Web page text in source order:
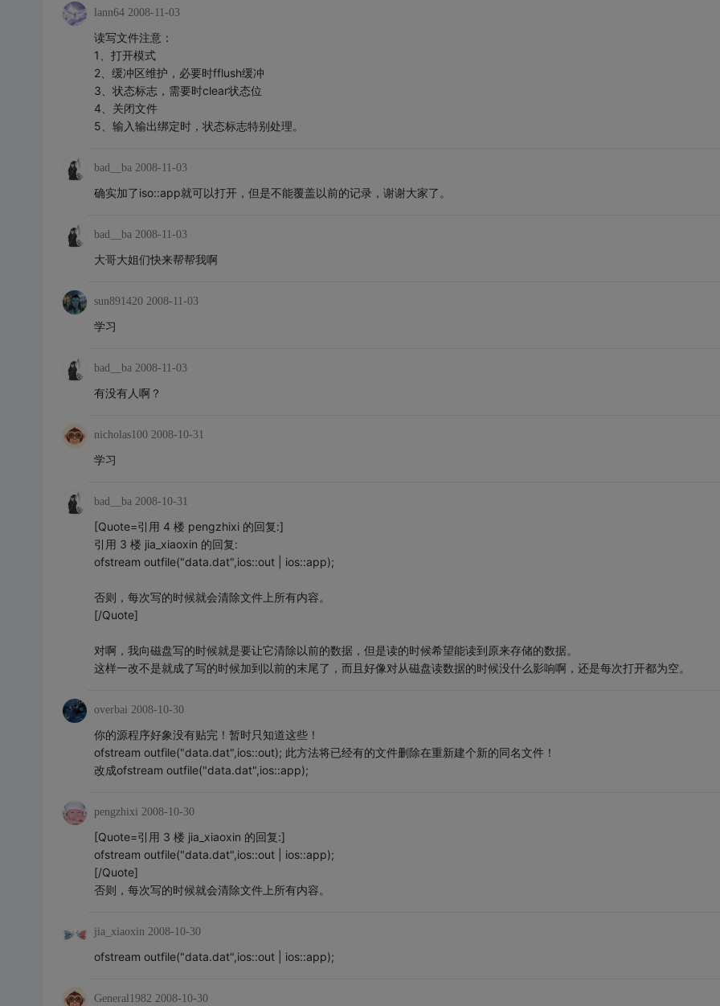
lann64 2008-11-03
读写文件注意：
1、打开模式
2、缓冲区维护，必要时fflush缓冲
3、状态标志，需要时clear状态位
4、关闭文件
5、输入输出绑定时，状态标志特别处理。
bad__ba 2008-11-03
确实加了iso::app就可以打开，但是不能覆盖以前的记录，谢谢大家了。
bad__ba 2008-11-03
大哥大姐们快来帮帮我啊
sun891420 2008-11-03
学习
bad__ba 2008-11-03
有没有人啊？
nicholas100 2008-10-31
学习
bad__ba 2008-10-31
[Quote=引用 4 楼 pengzhixi 的回复:]
引用 3 楼 jia_xiaoxin 的回复:
ofstream outfile("data.dat",ios::out | ios::app);
否则，每次写的时候就会清除文件上所有内容。
[/Quote]
对啊，我向磁盘写的时候就是要让它清除以前的数据，但是读的时候希望能读到原来存储的数据。
这样一改不是就成了写的时候加到以前的末尾了，而且好像对从磁盘读数据的时候没什么影响啊，还是每次打开都为空。
overbai 2008-10-30
你的源程序好象没有贴完！暂时只知道这些！
ofstream outfile("data.dat",ios::out); 此方法将已经有的文件删除在重新建个新的同名文件！
改成ofstream outfile("data.dat",ios::app);
pengzhixi 2008-10-30
[Quote=引用 3 楼 jia_xiaoxin 的回复:]
ofstream outfile("data.dat",ios::out | ios::app);
[/Quote]
否则，每次写的时候就会清除文件上所有内容。
jia_xiaoxin 2008-10-30
ofstream outfile("data.dat",ios::out | ios::app);
General1982 2008-10-30